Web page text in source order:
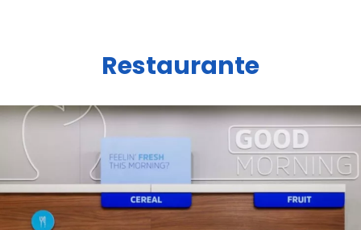
Restaurante